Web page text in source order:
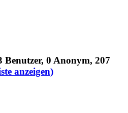
Benutzer, 0 Anonym, 207
anzeigen)